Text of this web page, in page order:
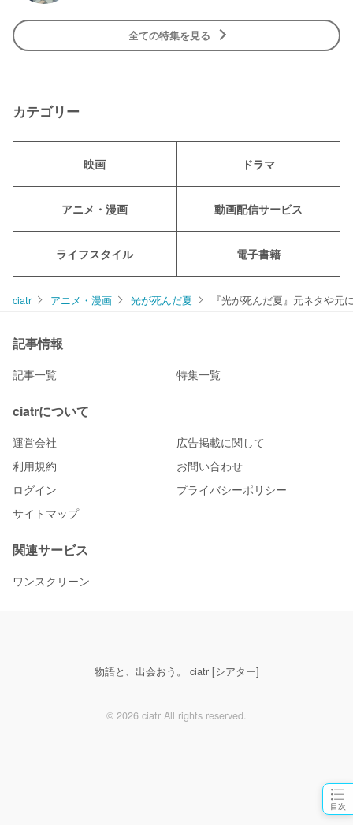
目次
全ての特集を見る
カテゴリー
映画 ドラマ
アニメ・漫画 動画配信サービス
ライフスタイル 電子書籍
ciatr アニメ・漫画 光が死んだ夏 『光が死んだ夏』元ネタや
記事情報
記事一覧 特集一覧
ciatrについて
運営会社
広告掲載に関して
利用規約
お問い合わせ
ログイン
プライバシーポリシー
サイトマップ
関連サービス
ワンスクリーン
物語と、出会おう。 ciatr [シアター]
© 2026 ciatr All rights reserved.